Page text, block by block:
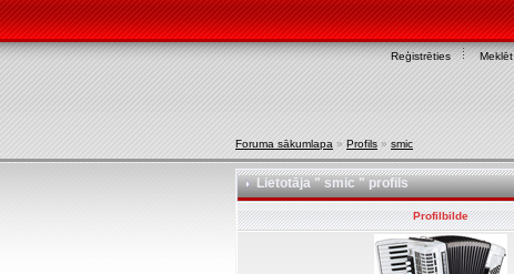
Reģistrēties Meklēt
Foruma sākumlapa » Profils » smic
Lietotāja " smic " profils
Profilbilde